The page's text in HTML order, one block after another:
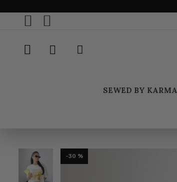
SEWED BY KARMA
-30 %